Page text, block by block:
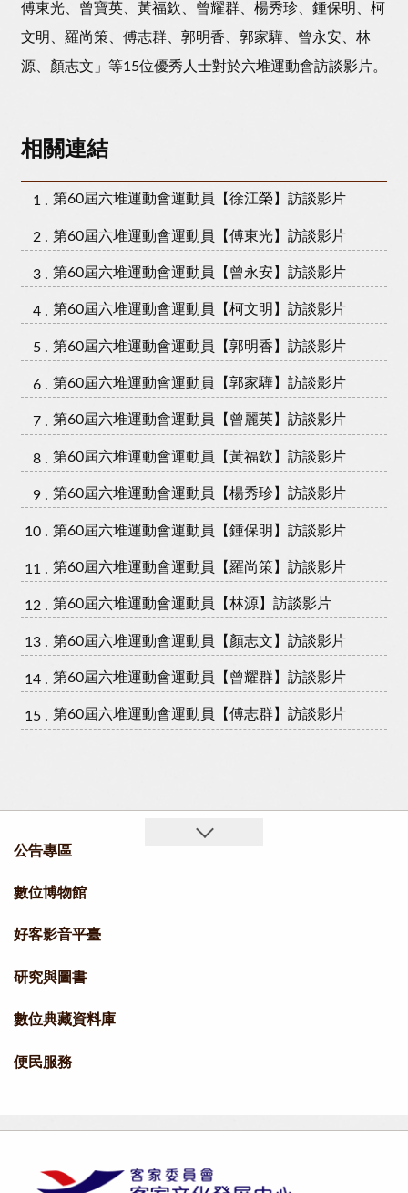
傅東光、曾寶英、黃福欽、曾耀群、楊秀珍、鍾保明、柯
文明、羅尚策、傅志群、郭明香、郭家驊、曾永安、林
源、顏志文」等15位優秀人士對於六堆運動會訪談影片。
相關連結
第60屆六堆運動會運動員【徐江榮】訪談影片
第60屆六堆運動會運動員【傅東光】訪談影片
第60屆六堆運動會運動員【曾永安】訪談影片
第60屆六堆運動會運動員【柯文明】訪談影片
第60屆六堆運動會運動員【郭明香】訪談影片
第60屆六堆運動會運動員【郭家驊】訪談影片
第60屆六堆運動會運動員【曾麗英】訪談影片
第60屆六堆運動會運動員【黃福欽】訪談影片
第60屆六堆運動會運動員【楊秀珍】訪談影片
第60屆六堆運動會運動員【鍾保明】訪談影片
第60屆六堆運動會運動員【羅尚策】訪談影片
第60屆六堆運動會運動員【林源】訪談影片
第60屆六堆運動會運動員【顏志文】訪談影片
第60屆六堆運動會運動員【曾耀群】訪談影片
第60屆六堆運動會運動員【傅志群】訪談影片
公告專區
數位博物館
好客影音平臺
研究與圖書
數位典藏資料庫
便民服務